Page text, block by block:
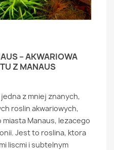
– AKWARIOWA
Z MANAUS
z mniej znanych,
roslin akwariowych,
Manaus, lezacego
Jest to roslina, ktora
liscmi i subtelnym